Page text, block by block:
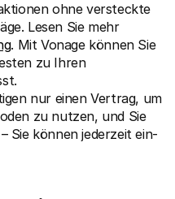
ohne versteckte
Lesen Sie mehr
. Mit Vonage können Sie
zu Ihren
nur einen Vertrag, um
zu nutzen, und Sie
Sie können jederzeit ein-